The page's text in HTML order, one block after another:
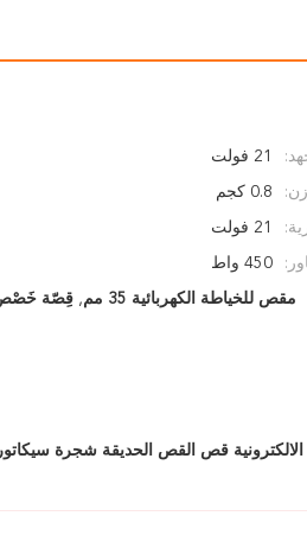
21 فولت
0.8 كجم
21 فولت
450 واط
مقص للخياطة الكهربائية 35 مم , قِصّة خَصْص